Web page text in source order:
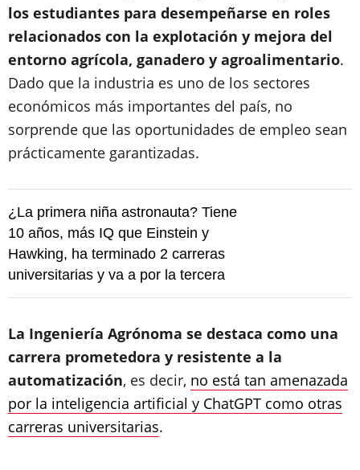
los estudiantes para desempeñarse en roles
relacionados con la explotación y mejora del
entorno agrícola, ganadero y agroalimentario.
Dado que la industria es uno de los sectores
económicos más importantes del país, no
sorprende que las oportunidades de empleo sean
prácticamente garantizadas.
¿La primera niña astronauta? Tiene
10 años, más IQ que Einstein y
Hawking, ha terminado 2 carreras
universitarias y va a por la tercera
La Ingeniería Agrónoma se destaca como una
carrera prometedora y resistente a la
automatización, es decir, no está tan amenazada
por la inteligencia artificial y ChatGPT como otras
carreras universitarias.